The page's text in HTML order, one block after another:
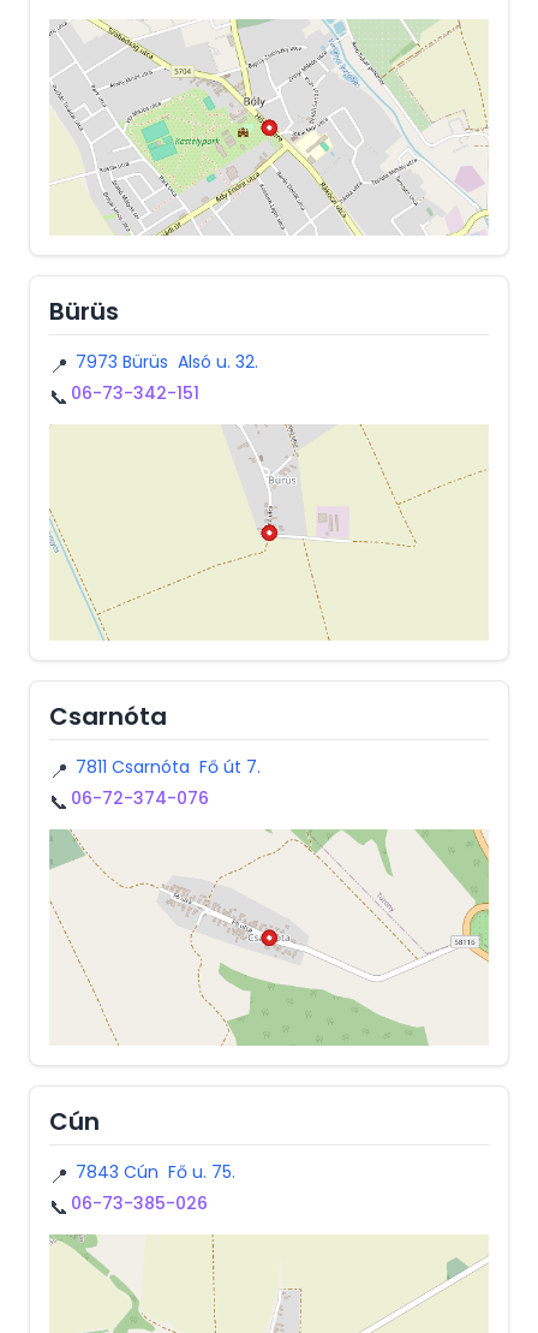
Bürüs
📍 7973 Bürüs Alsó u. 32.
📞 06-73-342-151
Csarnóta
📍 7811 Csarnóta Fő út 7.
📞 06-72-374-076
Cún
📍 7843 Cún Fő u. 75.
📞 06-73-385-026